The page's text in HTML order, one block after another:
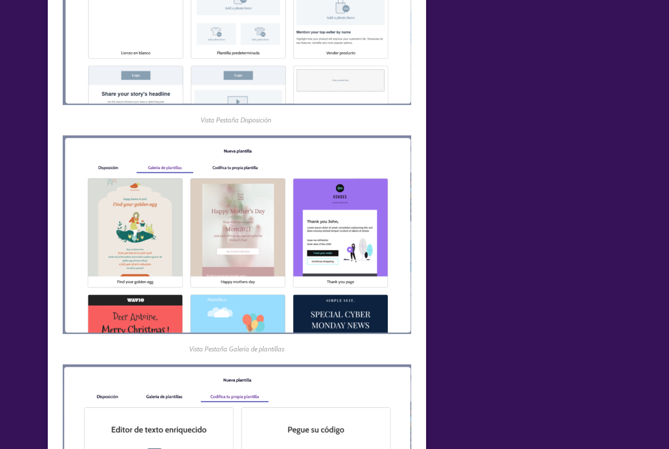
Vista Pestaña Disposición
Vista Pestaña Galería de plantillas